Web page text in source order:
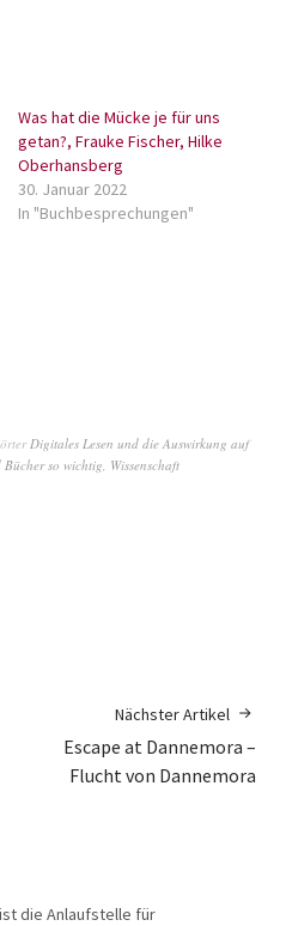
Was hat die Mücke je für uns
getan?, Frauke Fischer, Hilke
Oberhansberg
30. Januar 2022
In "Buchbesprechungen"
Digitales Lesen und die Auswirkung auf
Bücher so wichtig, Wissenschaft
Nächster Artikel
Escape at Dannemora –
Flucht von Dannemora
die Anlaufstelle für